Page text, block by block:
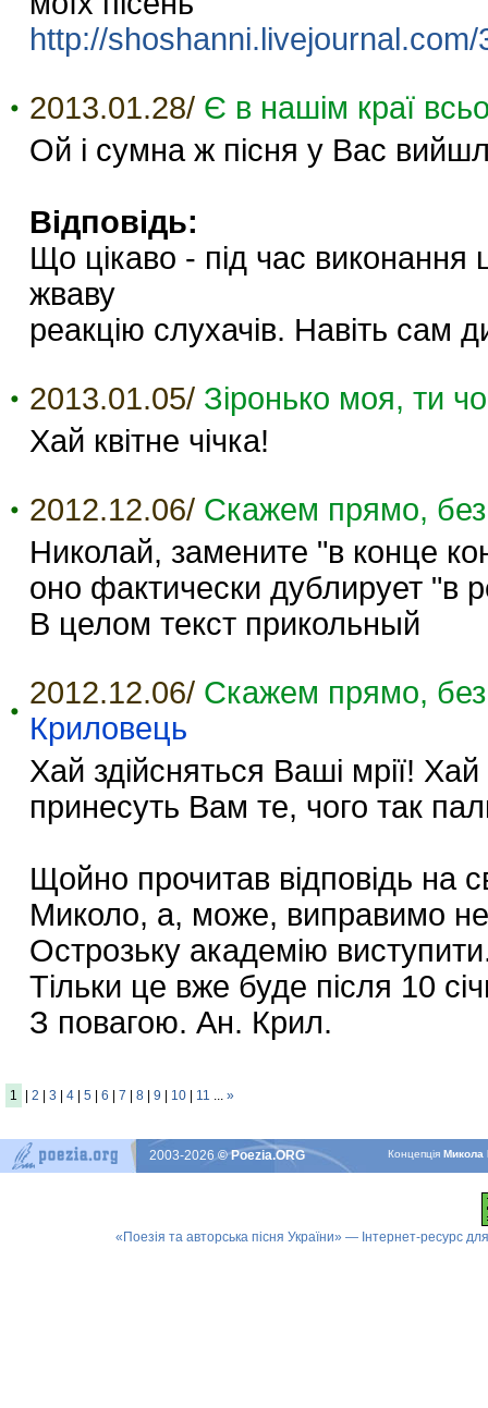
http://shoshanni.livejournal.com/
2013.01.28/ Є в нашім краї
Ой і сумна ж пісня у Вас
Відповідь:
Що цікаво - під час виконання
жваву
реакцію слухачів. Навіть сам
2013.01.05/ Зіронько моя, ти
Хай квітне чічка!
2012.12.06/ Скажем прямо,
Николай, замените "в конце
оно фактически дублирует "в
В целом текст прикольный
2012.12.06/ Скажем прямо,
Криловець
Хай здійсняться Ваші мрії!
принесуть Вам те, чого так
Щойно прочитав відповідь на
Миколо, а, може, виправимо
Острозьку академію
Тільки це вже буде після 10
З повагою. Ан. Крил.
1 2 3 4 5 6 7 8 9 10 11 ... »
КонцепцiяМикола
2003-2026© Poezia.ORG
«Поезія та авторська пісня України» — Інтернет-ресурс